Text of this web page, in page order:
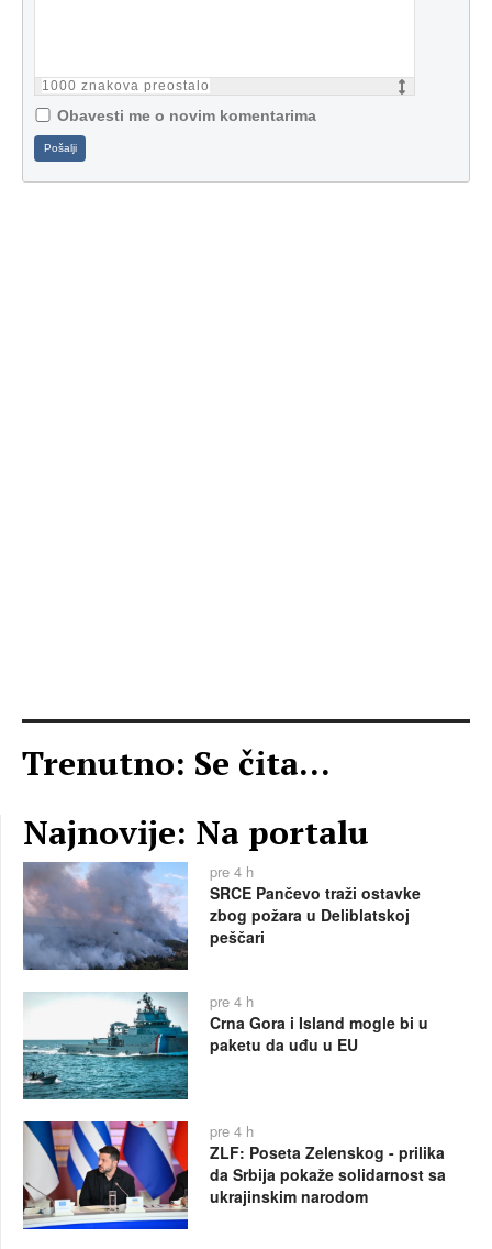
1000 znakova preostalo
Obavesti me o novim komentarima
Pošalji
Trenutno: Se čita...
Najnovije: Na portalu
pre 4 h
SRCE Pančevo traži ostavke
zbog požara u Deliblatskoj
peščari
pre 4 h
Crna Gora i Island mogle bi u
paketu da uđu u EU
pre 4 h
ZLF: Poseta Zelenskog - prilika
da Srbija pokaže solidarnost sa
ukrajinskim narodom